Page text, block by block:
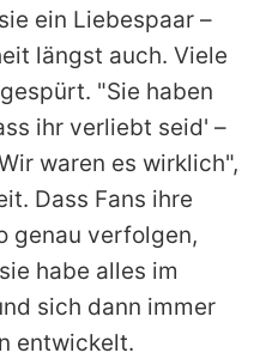
ein Liebespaar –
längst auch. Viele
"Sie haben
ihr verliebt seid' –
waren es wirklich",
Dass Fans ihre
genau verfolgen,
habe alles im
sich dann immer
entwickelt.